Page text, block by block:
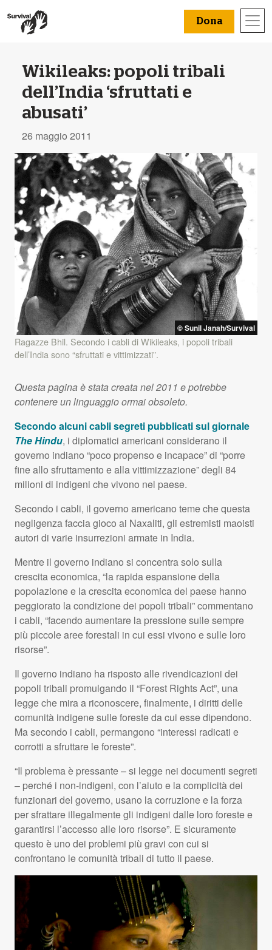
Dona
Wikileaks: popoli tribali
dell’India ‘sfruttati e
abusati’
26 maggio 2011
© Sunil Janah/Survival
Ragazze Bhil. Secondo i cabli di Wikileaks, i popoli tribali
dell’India sono “sfruttati e vittimizzati”.
Questa pagina è stata creata nel 2011 e potrebbe
contenere un linguaggio ormai obsoleto.
Secondo alcuni cabli segreti pubblicati sul giornale
The Hindu, i diplomatici americani considerano il
governo indiano “poco propenso e incapace” di “porre
fine allo sfruttamento e alla vittimizzazione” degli 84
milioni di indigeni che vivono nel paese.
Secondo i cabli, il governo americano teme che questa
negligenza faccia gioco ai Naxaliti, gli estremisti maoisti
autori di varie insurrezioni armate in India.
Mentre il governo indiano si concentra solo sulla
crescita economica, “la rapida espansione della
popolazione e la crescita economica del paese hanno
peggiorato la condizione dei popoli tribali” commentano
i cabli, “facendo aumentare la pressione sulle sempre
più piccole aree forestali in cui essi vivono e sulle loro
risorse”.
Il governo indiano ha risposto alle rivendicazioni dei
popoli tribali promulgando il “Forest Rights Act”, una
legge che mira a riconoscere, finalmente, i diritti delle
comunità indigene sulle foreste da cui esse dipendono.
Ma secondo i cabli, permangono “interessi radicati e
corrotti a sfruttare le foreste”.
“Il problema è pressante – si legge nei documenti segreti
– perché i non-indigeni, con l’aiuto e la complicità dei
funzionari del governo, usano la corruzione e la forza
per sfrattare illegalmente gli indigeni dalle loro foreste e
garantirsi l’accesso alle loro risorse”. E sicuramente
questo è uno dei problemi più gravi con cui si
confrontano le comunità tribali di tutto il paese.